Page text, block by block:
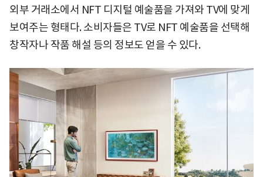
외부 거래소에서 NFT 디지털 예술품을 가져와 TV에 맞게
보여주는 형태다. 소비자들은 TV로 NFT 예술품을 선택해
창작자나 작품 해설 등의 정보도 얻을 수 있다.